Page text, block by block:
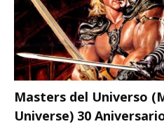
Masters del Universo
Universe) 30